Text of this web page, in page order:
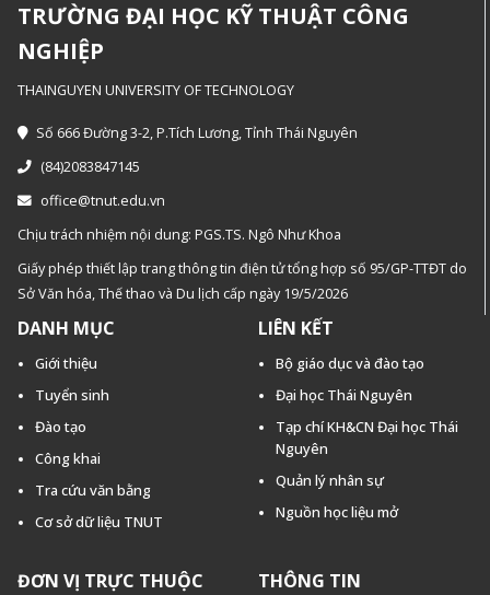
TRƯỜNG ĐẠI HỌC KỸ THUẬT CÔNG
NGHIỆP
THAINGUYEN UNIVERSITY OF TECHNOLOGY
Số 666 Đường 3-2, P.Tích Lương, Tỉnh Thái Nguyên
(84)2083847145
office@tnut.edu.vn
Chịu trách nhiệm nội dung: PGS.TS. Ngô Như Khoa
Giấy phép thiết lập trang thông tin điện tử tổng hợp số 95/GP-TTĐT do
Sở Văn hóa, Thế thao và Du lịch cấp ngày 19/5/2026
DANH MỤC
Giới thiệu
Tuyển sinh
Đào tạo
Công khai
Tra cứu văn bằng
Cơ sở dữ liệu TNUT
LIÊN KẾT
Bộ giáo dục và đào tạo
Đại học Thái Nguyên
Tạp chí KH&CN Đại học Thái
Nguyên
Quản lý nhân sự
Nguồn học liệu mở
ĐƠN VỊ TRỰC THUỘC THÔNG TIN